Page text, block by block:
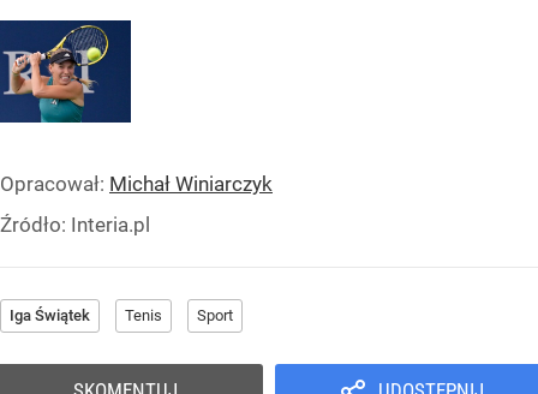
Opracował: Michał Winiarczyk
Źródło: Interia.pl
Iga Świątek Tenis Sport